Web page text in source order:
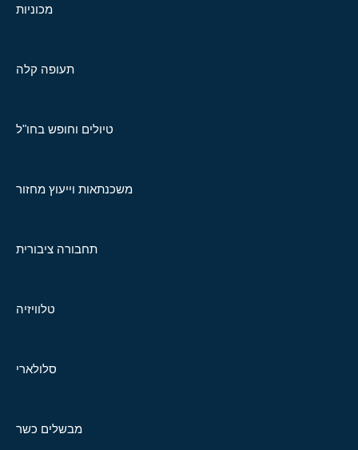
מכוניות
תעופה קלה
טיולים וחופש בחו"ל
משכנתאות וייעוץ מחזור
תחבורה ציבורית
טלוויזיה
סלולארי
מבשלים כשר